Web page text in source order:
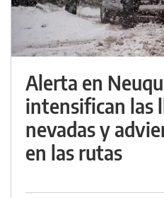
Alerta en
intensifican las
nevadas y
en las rutas